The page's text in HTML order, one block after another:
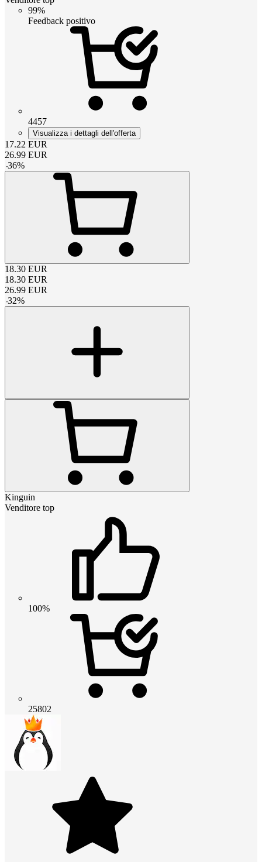
99%
Feedback positivo
4457
Visualizza i dettagli dell'offerta
17.22 EUR
26.99 EUR
-36%
18.30 EUR
18.30 EUR
26.99 EUR
-32%
Kinguin
Venditore top
100%
25802